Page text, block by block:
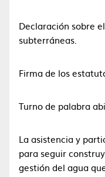
Declaración sobre
subterráneas.
Firma de los
Turno de palabra
La asistencia y
para seguir
gestión del agua